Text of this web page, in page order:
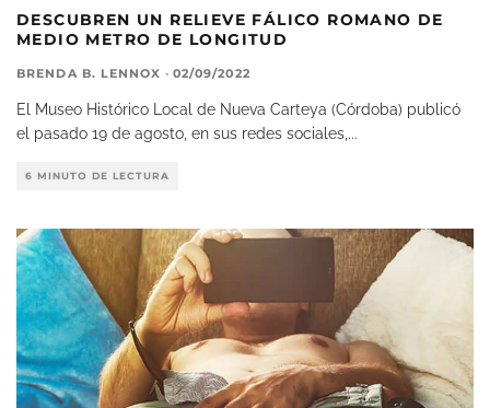
DESCUBREN UN RELIEVE FÁLICO ROMANO DE
MEDIO METRO DE LONGITUD
BRENDA B. LENNOX · 02/09/2022
El Museo Histórico Local de Nueva Carteya (Córdoba) publicó
el pasado 19 de agosto, en sus redes sociales,...
6 MINUTO DE LECTURA